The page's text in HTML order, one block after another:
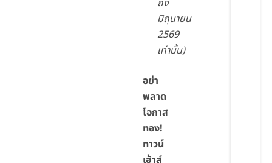
ถึง
มิถุนายน
2569
เท่านั้น)
อย่า
พลาด
โอกาส
ทอง!
ทาวน์
เฮ้าส์